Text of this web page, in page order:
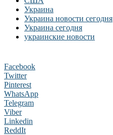
Украина
Украина новости сегодня
Украина сегодня
украинские новости
Facebook
Twitter
Pinterest
WhatsApp
Telegram
Viber
Linkedin
ReddIt